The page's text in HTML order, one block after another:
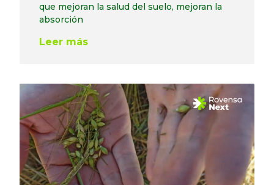
que mejoran la salud del suelo, mejoran la
absorción
Leer más